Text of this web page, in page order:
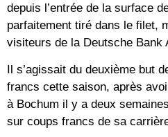
depuis l’entrée de la surface
parfaitement tiré dans le filet,
visiteurs de la Deutsche Bank
Il s’agissait du deuxième but
francs cette saison, après
à Bochum il y a deux
sur coups francs de sa